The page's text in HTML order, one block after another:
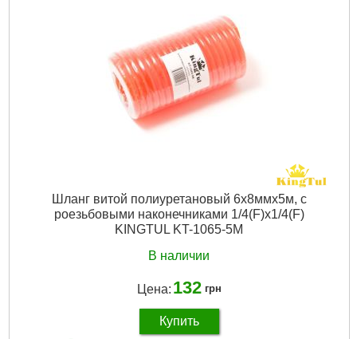
Шланг витой полиуретановый 6х8ммх5м, с
роезьбовыми наконечниками 1/4(F)x1/4(F)
KINGTUL KT-1065-5M
В наличии
Цена: 132 грн
Купить